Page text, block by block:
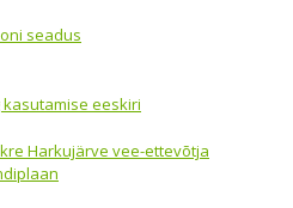
seadus
eeskiri
Harkujärve vee-ettevõtja